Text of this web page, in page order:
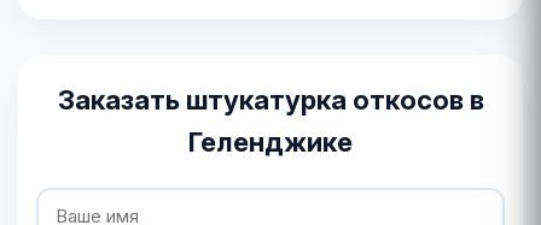
Заказать штукатурка откосов в
Геленджике